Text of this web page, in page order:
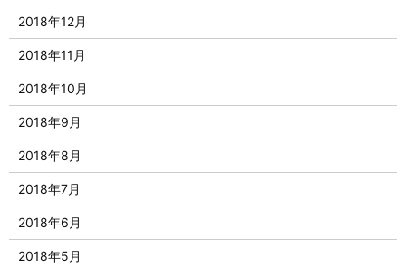
2018年12月
2018年11月
2018年10月
2018年9月
2018年8月
2018年7月
2018年6月
2018年5月